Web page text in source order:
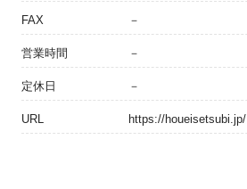
FAX －
営業時間 －
定休日 －
URL https://houeisetsubi.jp/